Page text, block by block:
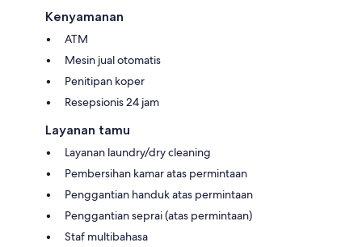
Kenyamanan
ATM
Mesin jual otomatis
Penitipan koper
Resepsionis 24 jam
Layanan tamu
Layanan laundry/dry cleaning
Pembersihan kamar atas permintaan
Penggantian handuk atas permintaan
Penggantian seprai (atas permintaan)
Staf multibahasa